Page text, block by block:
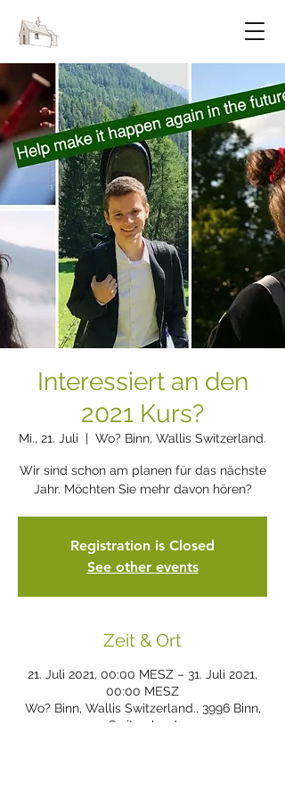
Interessiert an den
2021 Kurs?
Mi., 21. Juli
  |
Wo? Binn, Wallis Switzerland.
Wir sind schon am planen für das nächste
Jahr. Möchten Sie mehr davon hören?
Registration is Closed
See other events
Zeit & Ort
21. Juli 2021, 00:00 MESZ – 31. Juli 2021,
00:00 MESZ
Wo? Binn, Wallis Switzerland., 3996 Binn,
Switzerland